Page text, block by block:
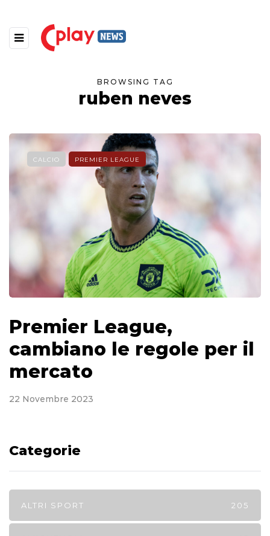
BROWSING TAG
ruben neves
CALCIO PREMIER LEAGUE
Premier League,
cambiano le regole per il
mercato
22 Novembre 2023
Categorie
ALTRI SPORT 205